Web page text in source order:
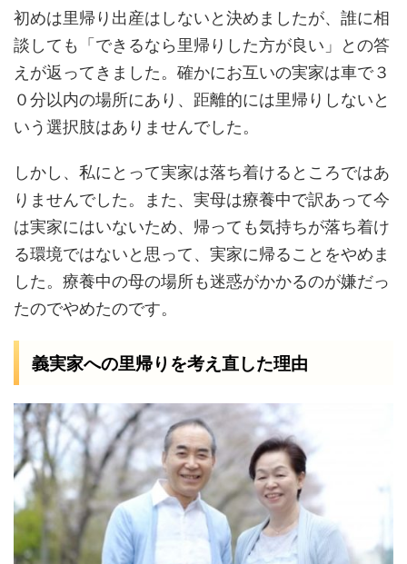
初めは里帰り出産はしないと決めましたが、誰に相
談しても「できるなら里帰りした方が良い」との答
えが返ってきました。確かにお互いの実家は車で３
０分以内の場所にあり、距離的には里帰りしないと
いう選択肢はありませんでした。
しかし、私にとって実家は落ち着けるところではあ
りませんでした。また、実母は療養中で訳あって今
は実家にはいないため、帰っても気持ちが落ち着け
る環境ではないと思って、実家に帰ることをやめま
した。療養中の母の場所も迷惑がかかるのが嫌だっ
たのでやめたのです。
義実家への里帰りを考え直した理由